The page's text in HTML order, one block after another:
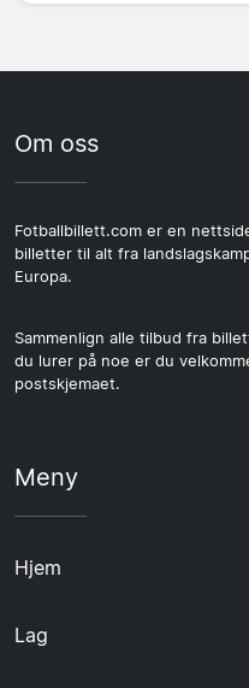
Om oss
Fotballbillett.com er en
billetter til alt fra
Europa.
Sammenlign alle tilbud fra
du lurer på noe er du
postskjemaet.
Meny
Hjem
Lag